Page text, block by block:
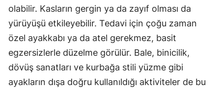
olabilir. Kasların gergin ya da zayıf olması da
yürüyüşü etkileyebilir. Tedavi için çoğu zaman
özel ayakkabı ya da atel gerekmez, basit
egzersizlerle düzelme görülür. Bale, binicilik,
dövüş sanatları ve kurbağa stili yüzme gibi
ayakların dışa doğru kullanıldığı aktiviteler de bu